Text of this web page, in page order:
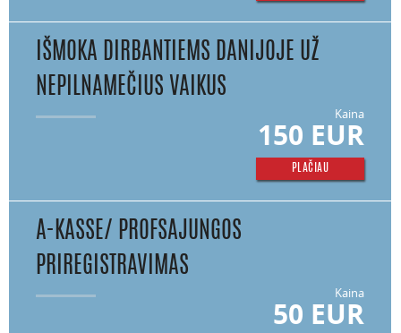
IŠMOKA DIRBANTIEMS DANIJOJE UŽ
NEPILNAMEČIUS VAIKUS
PLAČIAU
Kaina
150 EUR
A-KASSE/ PROFSAJUNGOS
PRIREGISTRAVIMAS
Kaina
50 EUR